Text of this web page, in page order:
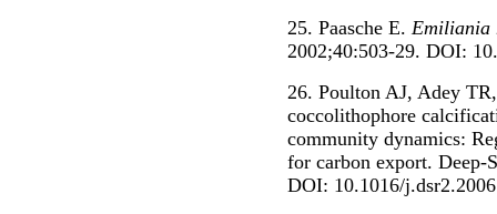
25. Paasche E. Emiliania
2002;40:503-29. DOI:
26. Poulton AJ, Adey
coccolithophore
community dynamics:
for carbon export. Deep-
DOI: 10.1016/